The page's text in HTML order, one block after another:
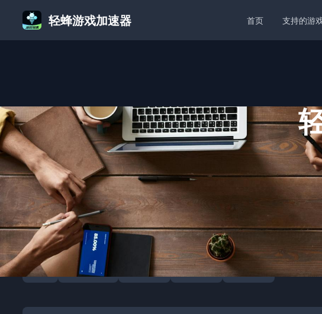
轻蜂游戏加速器 首页 支持的游
首页 / 轻蜂游戏加速器
全部 加速器攻略 团队博客 游戏资讯 行业动态